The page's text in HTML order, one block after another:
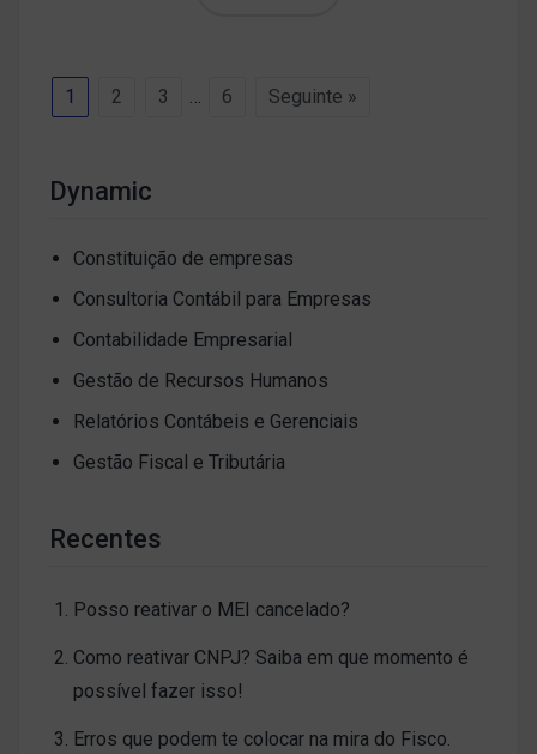
1 2 3 … 6 Seguinte »
Dynamic
Constituição de empresas
Consultoria Contábil para Empresas
Contabilidade Empresarial
Gestão de Recursos Humanos
Relatórios Contábeis e Gerenciais
Gestão Fiscal e Tributária
Recentes
Posso reativar o MEI cancelado?
Como reativar CNPJ? Saiba em que momento é
possível fazer isso!
Erros que podem te colocar na mira do Fisco.